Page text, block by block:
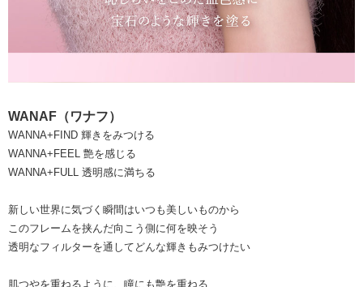
WANAF（ワナフ）
WANNA+FIND 輝きをみつける
WANNA+FEEL 艶を感じる
WANNA+FULL 透明感に満ちる
新しい世界に気づく瞬間はいつも美しいものから
このフレームを挟んだ向こう側に何を映そう
透明なフィルターを通してどんな輝きもみつけたい
肌つやを重ねるように、瞳にも艶を重ねる